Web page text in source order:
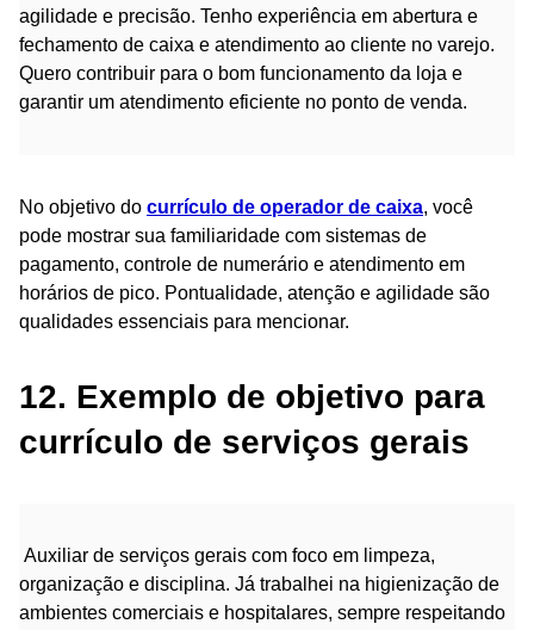
agilidade e precisão. Tenho experiência em abertura e
fechamento de caixa e atendimento ao cliente no varejo.
Quero contribuir para o bom funcionamento da loja e
garantir um atendimento eficiente no ponto de venda.
No objetivo do currículo de operador de caixa, você
pode mostrar sua familiaridade com sistemas de
pagamento, controle de numerário e atendimento em
horários de pico. Pontualidade, atenção e agilidade são
qualidades essenciais para mencionar.
12. Exemplo de objetivo para
currículo de serviços gerais
Auxiliar de serviços gerais com foco em limpeza,
organização e disciplina. Já trabalhei na higienização de
ambientes comerciais e hospitalares, sempre respeitando